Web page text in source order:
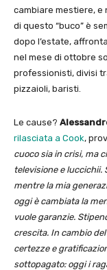
cambiare mestiere, e
di questo “buco” è
dopo l’estate,
nel mese di ottobre
professionisti, divisi
pizzaioli, baristi.
Le cause?
rilasciata a Cook,
cuoco sia in crisi, ma
televisione e luccichii.
mentre la mia
oggi è cambiata la
vuole garanzie.
crescita. In cambio
certezze e
sottopagato: oggi i